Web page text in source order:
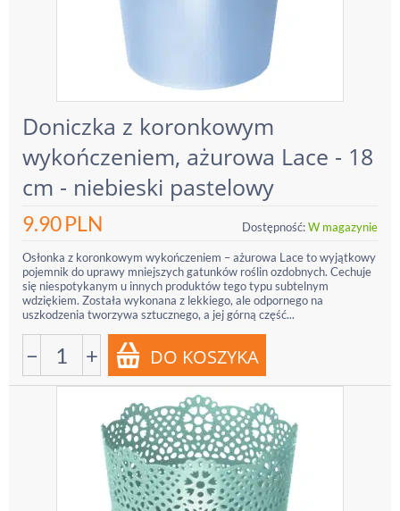
Doniczka z koronkowym
wykończeniem, ażurowa Lace - 18
cm - niebieski pastelowy
9.90PLN Dostępność:W magazynie
Osłonka z koronkowym wykończeniem – ażurowa Lace to wyjątkowy
pojemnik do uprawy mniejszych gatunków roślin ozdobnych. Cechuje
się niespotykanym u innych produktów tego typu subtelnym
wdziękiem. Została wykonana z lekkiego, ale odpornego na
uszkodzenia tworzywa sztucznego, a jej górną część...
− +